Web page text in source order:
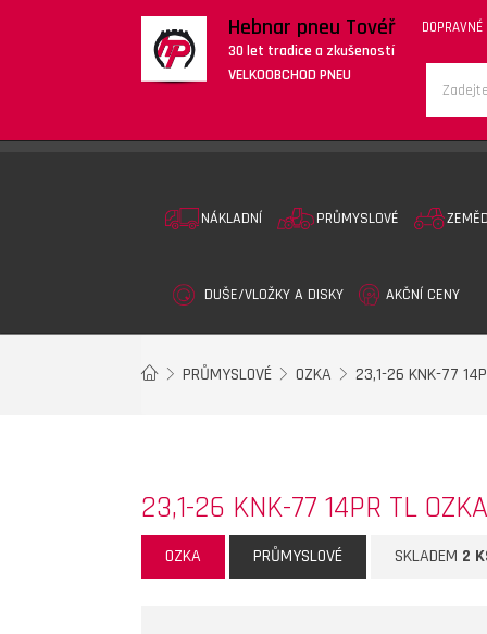
Hebnar pneu Tovéř
30 let tradice a zkušeností
VELKOOBCHOD PNEU
DOPRAVNÉ
NÁKLADNÍ PRŮMYSLOVÉ
DUŠE/VLOŽKY A DISKY AKČNÍ CENY
PRŮMYSLOVÉ OZKA 23,1-26 KNK-77
23,1-26 KNK-77 14PR TL OZKA
OZKA PRŮMYSLOVÉ SKLADEM 2